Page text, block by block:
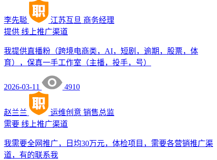
李先聪 江苏互旦 商务经理
提供 线上推广渠道
我提供直播粉（跨境电商类，AI，短剧，逾期，股票，体
育），保真一手工作室（主播，投手，号）
2026-03-11 4910
赵兰兰 运维创意 销售总监
需要 线上推广渠道
我需要全网推广，日均30万元，体检项目，需要各营销推广渠
道，有的联系我